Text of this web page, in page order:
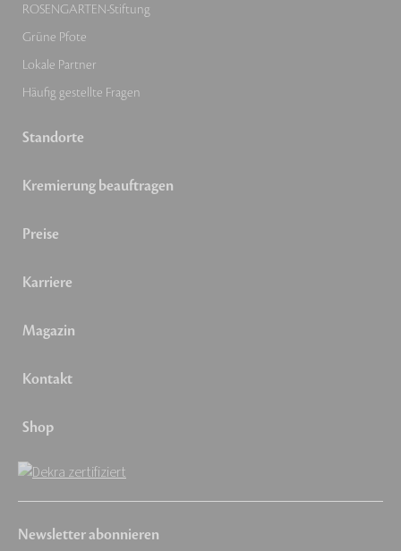
ROSENGARTEN-Stiftung
Grüne Pfote
Lokale Partner
Häufig gestellte Fragen
Standorte
Kremierung beauftragen
Preise
Karriere
Magazin
Kontakt
Shop
Newsletter abonnieren